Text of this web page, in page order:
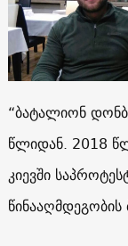
“ბატალიონ
წლიდან. 2018
კიევში